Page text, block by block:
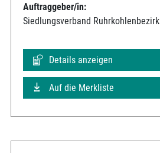
Auftraggeber/in:
Siedlungsverband Ruhrkohlenbezirk
Details anzeigen
Auf die Merkliste